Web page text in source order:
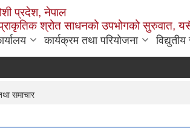
प्रदेश, नेपाल
श्रोत साधनको उपभोगको सुरुवात,
कार्यक्रम तथा परियोजना
समाचार